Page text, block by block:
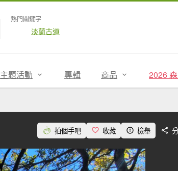
熱門關鍵字
淡蘭古道
主題活動 專輯 商品 2026
拍個手吧 收藏 檢舉